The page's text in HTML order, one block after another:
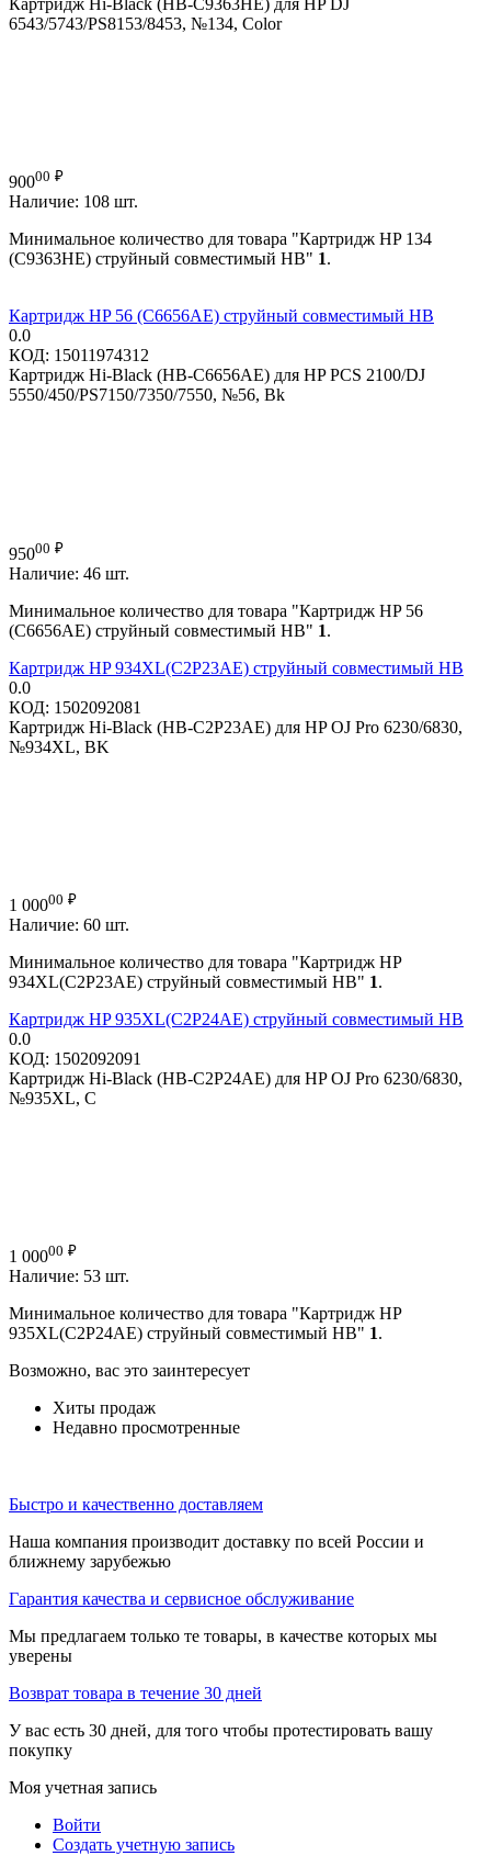
Картридж Hi-Black (HB-C9363HE) для HP DJ
6543/5743/PS8153/8453, №134, Color
90000 ₽
Наличие: 108 шт.
Минимальное количество для товара "Картридж HP 134
(C9363HE) струйный совместимый HB" 1.
Картридж HP 56 (C6656AE) струйный совместимый HB
0.0
КОД: 15011974312
Картридж Hi-Black (HB-C6656AE) для HP PCS 2100/DJ
5550/450/PS7150/7350/7550, №56, Bk
95000 ₽
Наличие: 46 шт.
Минимальное количество для товара "Картридж HP 56
(C6656AE) струйный совместимый HB" 1.
Картридж HP 934XL(C2P23AE) струйный совместимый HB
0.0
КОД: 1502092081
Картридж Hi-Black (HB-C2P23AE) для HP OJ Pro 6230/6830,
№934XL, BK
1 00000 ₽
Наличие: 60 шт.
Минимальное количество для товара "Картридж HP
934XL(C2P23AE) струйный совместимый HB" 1.
Картридж HP 935XL(C2P24AE) струйный совместимый HB
0.0
КОД: 1502092091
Картридж Hi-Black (HB-C2P24AE) для HP OJ Pro 6230/6830,
№935XL, C
1 00000 ₽
Наличие: 53 шт.
Минимальное количество для товара "Картридж HP
935XL(C2P24AE) струйный совместимый HB" 1.
Возможно, вас это заинтересует
Хиты продаж
Недавно просмотренные
Быстро и качественно доставляем
Наша компания производит доставку по всей России и
ближнему зарубежью
Гарантия качества и сервисное обслуживание
Мы предлагаем только те товары, в качестве которых мы
уверены
Возврат товара в течение 30 дней
У вас есть 30 дней, для того чтобы протестировать вашу
покупку
Моя учетная запись
Войти
Создать учетную запись